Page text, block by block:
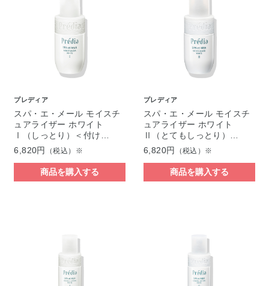
プレディア
スパ・エ・メール モイスチ
ュアライザー ホワイト
Ⅰ（しっとり）＜付け…
6,820円
（税込）※
商品を購入する
プレディア
スパ・エ・メール モイスチ
ュアライザー ホワイト
Ⅱ（とてもしっとり）…
6,820円
（税込）※
商品を購入する